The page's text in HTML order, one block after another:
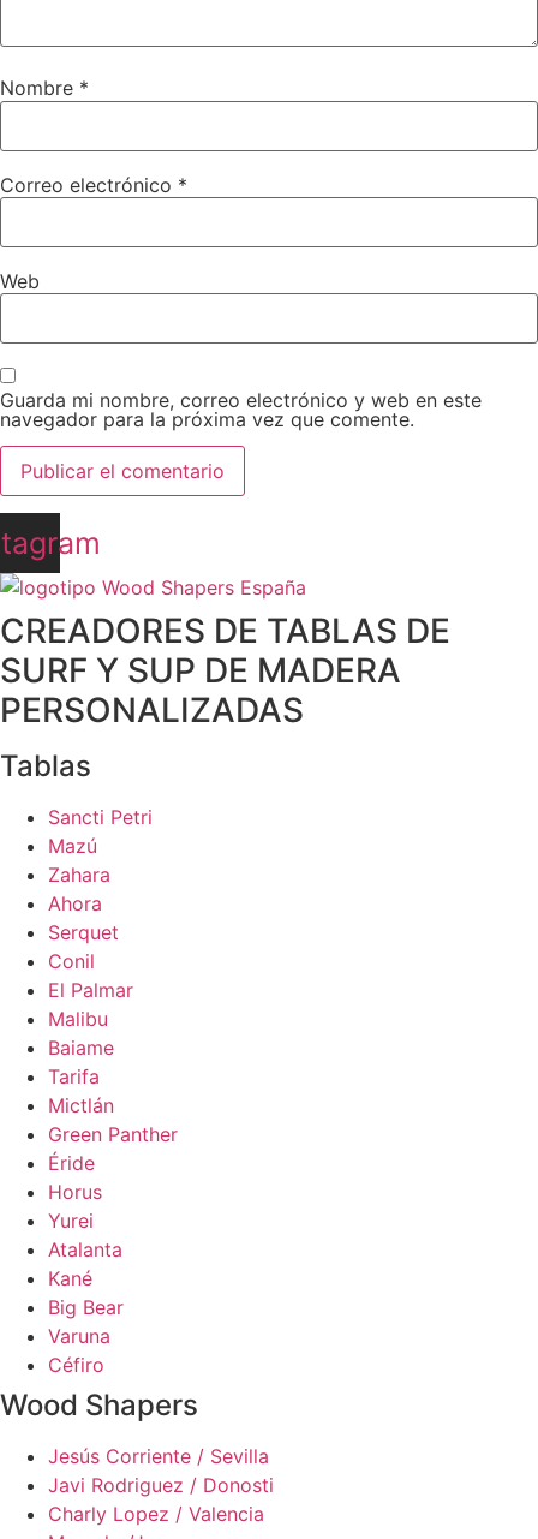
Nombre *
Correo electrónico *
Web
Guarda mi nombre, correo electrónico y web en este
navegador para la próxima vez que comente.
CREADORES DE TABLAS DE
SURF Y SUP DE MADERA
PERSONALIZADAS
Tablas
Sancti Petri
Mazú
Zahara
Ahora
Serquet
Conil
El Palmar
Malibu
Baiame
Tarifa
Mictlán
Green Panther
Éride
Horus
Yurei
Atalanta
Kané
Big Bear
Varuna
Céfiro
Wood Shapers
Jesús Corriente / Sevilla
Javi Rodriguez / Donosti
Charly Lopez / Valencia